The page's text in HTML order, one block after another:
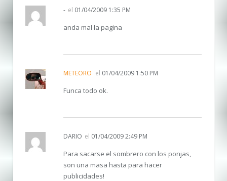
- el 01/04/2009 1:35 PM
anda mal la pagina
METEORO el 01/04/2009 1:50 PM
Funca todo ok.
DARIO el 01/04/2009 2:49 PM
Para sacarse el sombrero con los ponjas,
son una masa hasta para hacer
publicidades!